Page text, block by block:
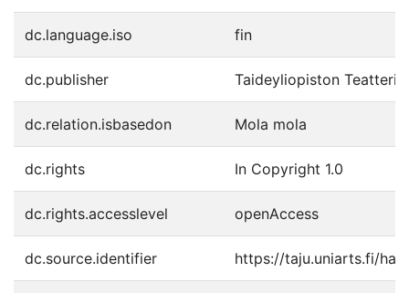
dc.language.iso fin
dc.publisher Taideyliopiston
dc.relation.isbasedon Mola mola
dc.rights In Copyright 1.0
dc.rights.accesslevel openAccess
dc.source.identifier https://taju.uniarts.fi/